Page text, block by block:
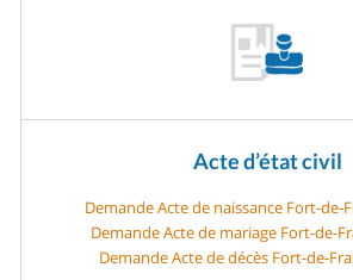
Acte d’état civil
Demande Acte de naissance Fort-de-
Demande Acte de mariage Fort-de-
Demande Acte de décès Fort-de-